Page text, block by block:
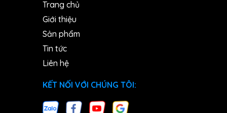
Trang chủ
Giới thiệu
Sản phẩm
Tin tức
Liên hệ
KẾT NỐI VỚI CHÚNG TÔI: